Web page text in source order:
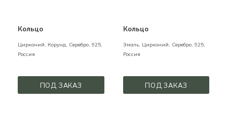
Кольцо
Цирконий, Корунд, Серебро, 925,
Россия
ПОД ЗАКАЗ
Кольцо
Эмаль, Цирконий, Серебро, 925,
Россия
ПОД ЗАКАЗ